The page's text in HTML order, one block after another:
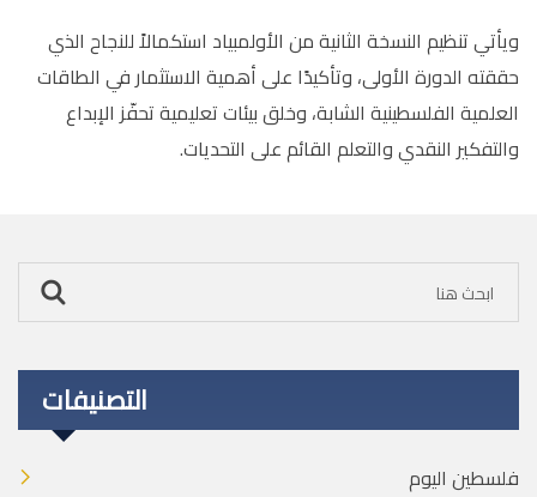
ويأتي تنظيم النسخة الثانية من الأولمبياد استكمالاً للنجاح الذي
حققته الدورة الأولى، وتأكيدًا على أهمية الاستثمار في الطاقات
العلمية الفلسطينية الشابة، وخلق بيئات تعليمية تحفّز الإبداع
والتفكير النقدي والتعلم القائم على التحديات.
التصنيفات
فلسطين اليوم